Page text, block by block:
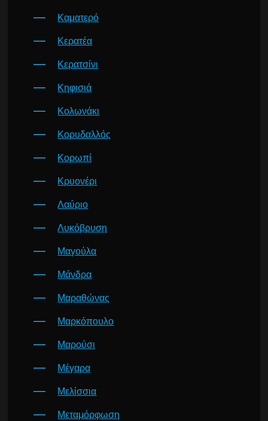
Καματερό
Κερατέα
Κερατσίνι
Κηφισιά
Κολωνάκι
Κορυδαλλός
Κορωπί
Κρυονέρι
Λαύριο
Λυκόβρυση
Μαγούλα
Μάνδρα
Μαραθώνας
Μαρκόπουλο
Μαρούσι
Μέγαρα
Μελίσσια
Μεταμόρφωση